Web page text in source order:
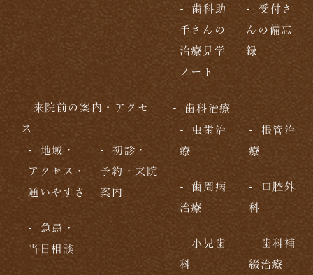
歯科助
手さんの
治療見学
ノート
受付さ
んの備忘
録
来院前の案内・アクセ
ス
地域・
アクセス・
通いやすさ
初診・
予約・来院
案内
急患・
当日相談
歯科治療
虫歯治
療
根管治
療
歯周病
治療
口腔外
科
小児歯
科
歯科補
綴治療